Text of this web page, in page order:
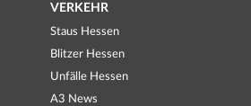
VERKEHR
Staus Hessen
Blitzer Hessen
Unfälle Hessen
A3 News